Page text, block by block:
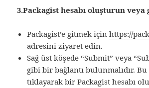
3.Packagist hesabı oluşturun veya
Packagist’e gitmek içinhttps://
adresini ziyaret edin.
Sağ üst köşede “Submit” veya
gibi bir bağlantı bulunmalıdır. Bu
tıklayarak bir Packagist hesabı